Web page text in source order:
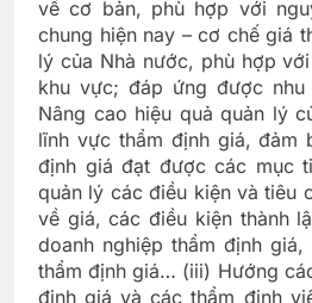
về cơ bản, phù hợp với
chung hiện nay – cơ chế giá
lý của Nhà nước, phù hợp
khu vực; đáp ứng được
Nâng cao hiệu quả quản lý
lĩnh vực thẩm định giá, đảm
định giá đạt được các mục
quản lý các điều kiện và tiêu
về giá, các điều kiện thành
doanh nghiệp thẩm định
thẩm định giá… (iii) Hướng
định giá và các thẩm định